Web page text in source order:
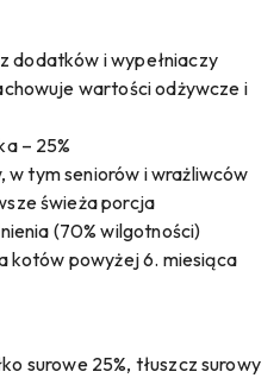
dodatków i wypełniaczy
wartości odżywcze i
– 25%
w tym seniorów i wrażliwców
świeża porcja
(70% wilgotności)
kotów powyżej 6. miesiąca
surowe 25%, tłuszcz surowy